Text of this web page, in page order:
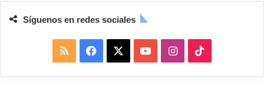
Síguenos en redes sociales
S
a
o
I
n
i